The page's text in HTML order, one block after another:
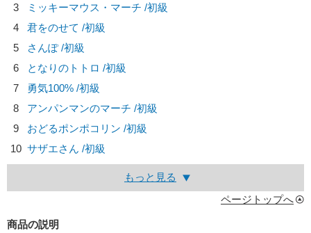
3
ミッキーマウス・マーチ /初級
4
君をのせて /初級
5
さんぽ /初級
6
となりのトトロ /初級
7
勇気100% /初級
8
アンパンマンのマーチ /初級
9
おどるポンポコリン /初級
10 サザエさん /初級
もっと見る
ページトップへ
商品の説明